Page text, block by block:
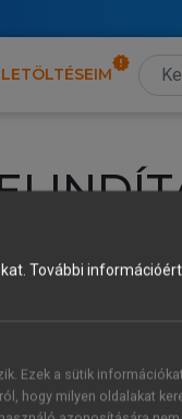
LETÖLTÉSEIM
azonosítóddal vagy
vagy
vagy hozz
További
Ezek a sütik
hogy milyen oldalakat